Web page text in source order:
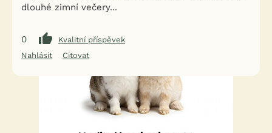
dlouhé zimní večery...
0
Kvalitní příspěvek
Nahlásit
Citovat